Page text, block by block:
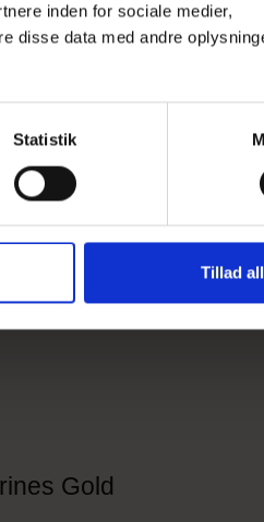
inden for sociale medier,
disse data med andre
Statistik
Tillad
krukke, Blå *
Gold